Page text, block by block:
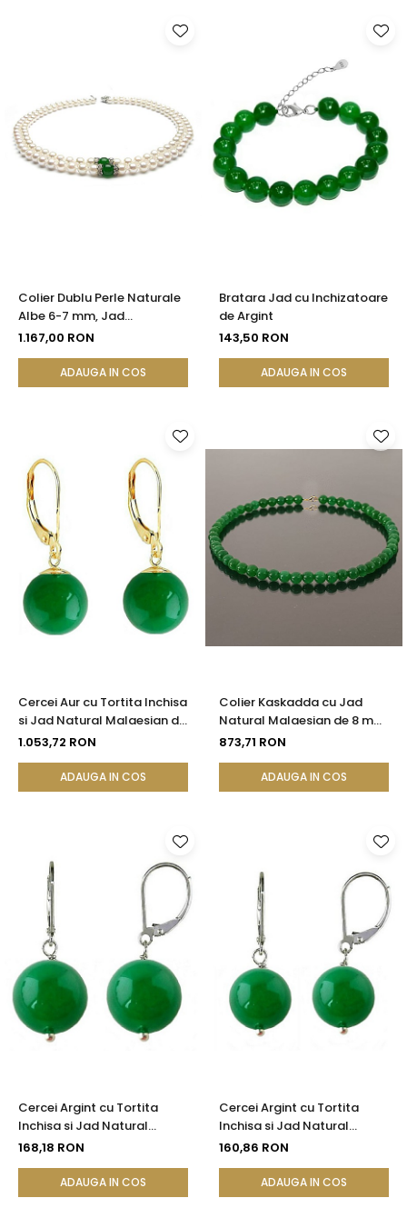
Colier Dublu Perle Naturale
Albe 6-7 mm, Jad
Malaezian 8 mm, Argint 925|
1.167,00 RON
ADAUGA IN COS
Bratara Jad cu Inchizatoare
de Argint
143,50 RON
ADAUGA IN COS
Cercei Aur cu Tortita Inchisa
si Jad Natural Malaesian de
8 mm
1.053,72 RON
ADAUGA IN COS
Colier Kaskadda cu Jad
Natural Malaesian de 8 mm
si Inchizatoare de Aur de 14
873,71 RON
ADAUGA IN COS
Cercei Argint cu Tortita
Inchisa si Jad Natural
Malaesian de 12 mm
168,18 RON
ADAUGA IN COS
Cercei Argint cu Tortita
Inchisa si Jad Natural
Malaesian de 10 mm
160,86 RON
ADAUGA IN COS